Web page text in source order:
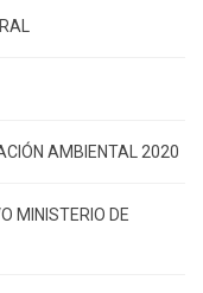
AMBIENTAL 2020
MINISTERIO DE